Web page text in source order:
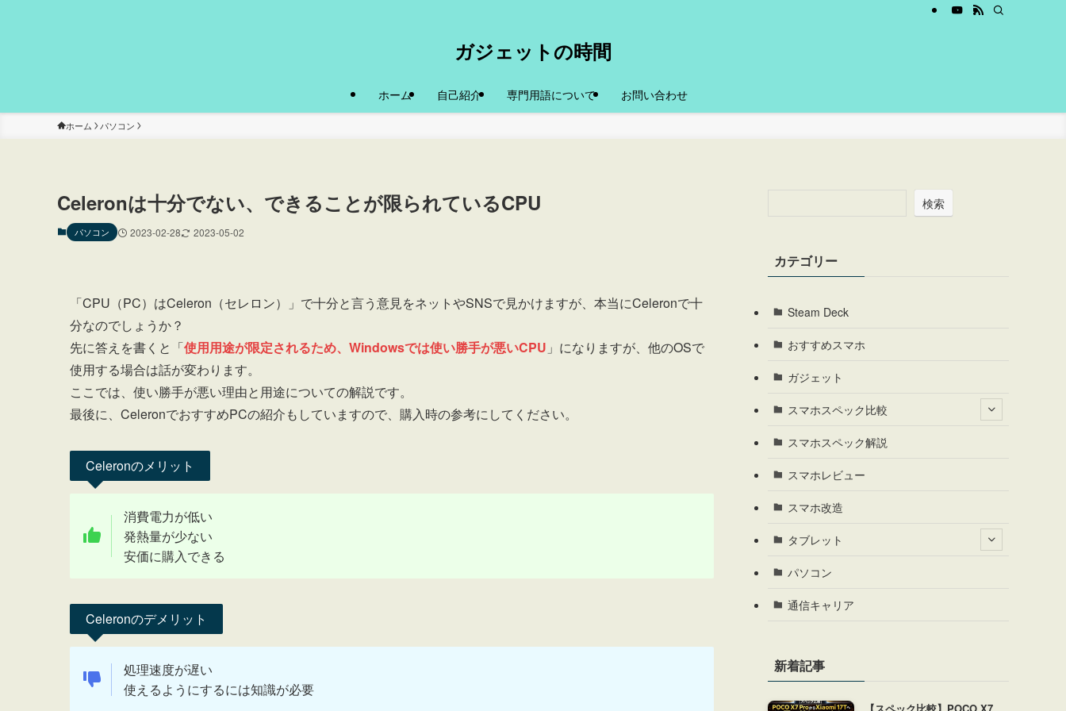
ガジェットの時間
ホーム 自己紹介 専門用語について お問い合わせ
ホーム パソコン
Celeronは十分でない、できることが限られているCPU
パソコン 2023-02-28 2023-05-02
「CPU（PC）はCeleron（セレロン）」で十分と言う意見をネットやSNSで見かけますが、本当にCeleronで十
分なのでしょうか？
先に答えを書くと「使用用途が限定されるため、Windowsでは使い勝手が悪いCPU 」になりますが、他のOSで
使用する場合は話が変わります。
ここでは、使い勝手が悪い理由と用途についての解説です。
最後に、CeleronでおすすめPCの紹介もしていますので、購入時の参考にしてください。
Celeronのメリット
消費電力が低い
発熱量が少ない
安価に購入できる
Celeronのデメリット
処理速度が遅い
使えるようにするには知識が必要
検索
カテゴリー
Steam Deck
おすすめスマホ
ガジェット
スマホスペック比較
スマホスペック解説
スマホレビュー
スマホ改造
タブレット
パソコン
通信キャリア
新着記事